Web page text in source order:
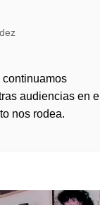
audiencias en el
nos rodea.